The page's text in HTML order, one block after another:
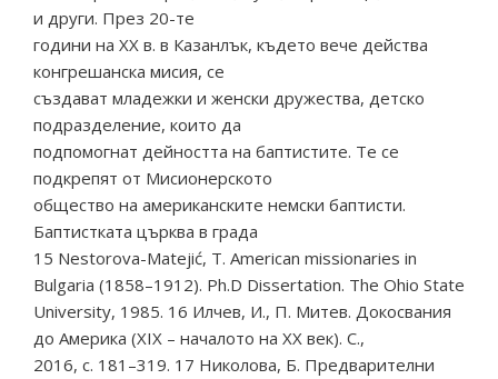
и други. През 20-те
години на ХХ в. в Казанлък, където вече действа
конгрешанска мисия, се
създават младежки и женски дружества, детско
подразделение, които да
подпомогнат дейността на баптистите. Те се
подкрепят от Мисионерското
общество на американските немски баптисти.
Баптистката църква в града
15 Nestorova-Matejić, T. American missionaries in
Bulgaria (1858–1912). Ph.D Dissertation. The Ohio State
University, 1985. 16 Илчев, И., П. Митев. Докосвания
до Америка (ХІХ – началото на ХХ век). С.,
2016, с. 181–319. 17 Николова, Б. Предварителни